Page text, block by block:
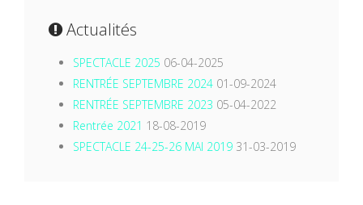
Actualités
SPECTACLE 2025 06-04-2025
RENTRÉE SEPTEMBRE 2024 01-09-2024
RENTRÉE SEPTEMBRE 2023 05-04-2022
Rentrée 2021 18-08-2019
SPECTACLE 24-25-26 MAI 2019 31-03-2019